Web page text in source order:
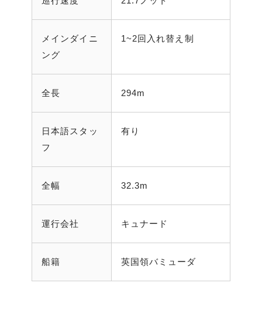
メインダイニ
ング
1~2回入れ替え制
全長 294m
日本語スタッ
フ
有り
全幅 32.3m
運行会社 キュナード
船籍 英国領バミューダ